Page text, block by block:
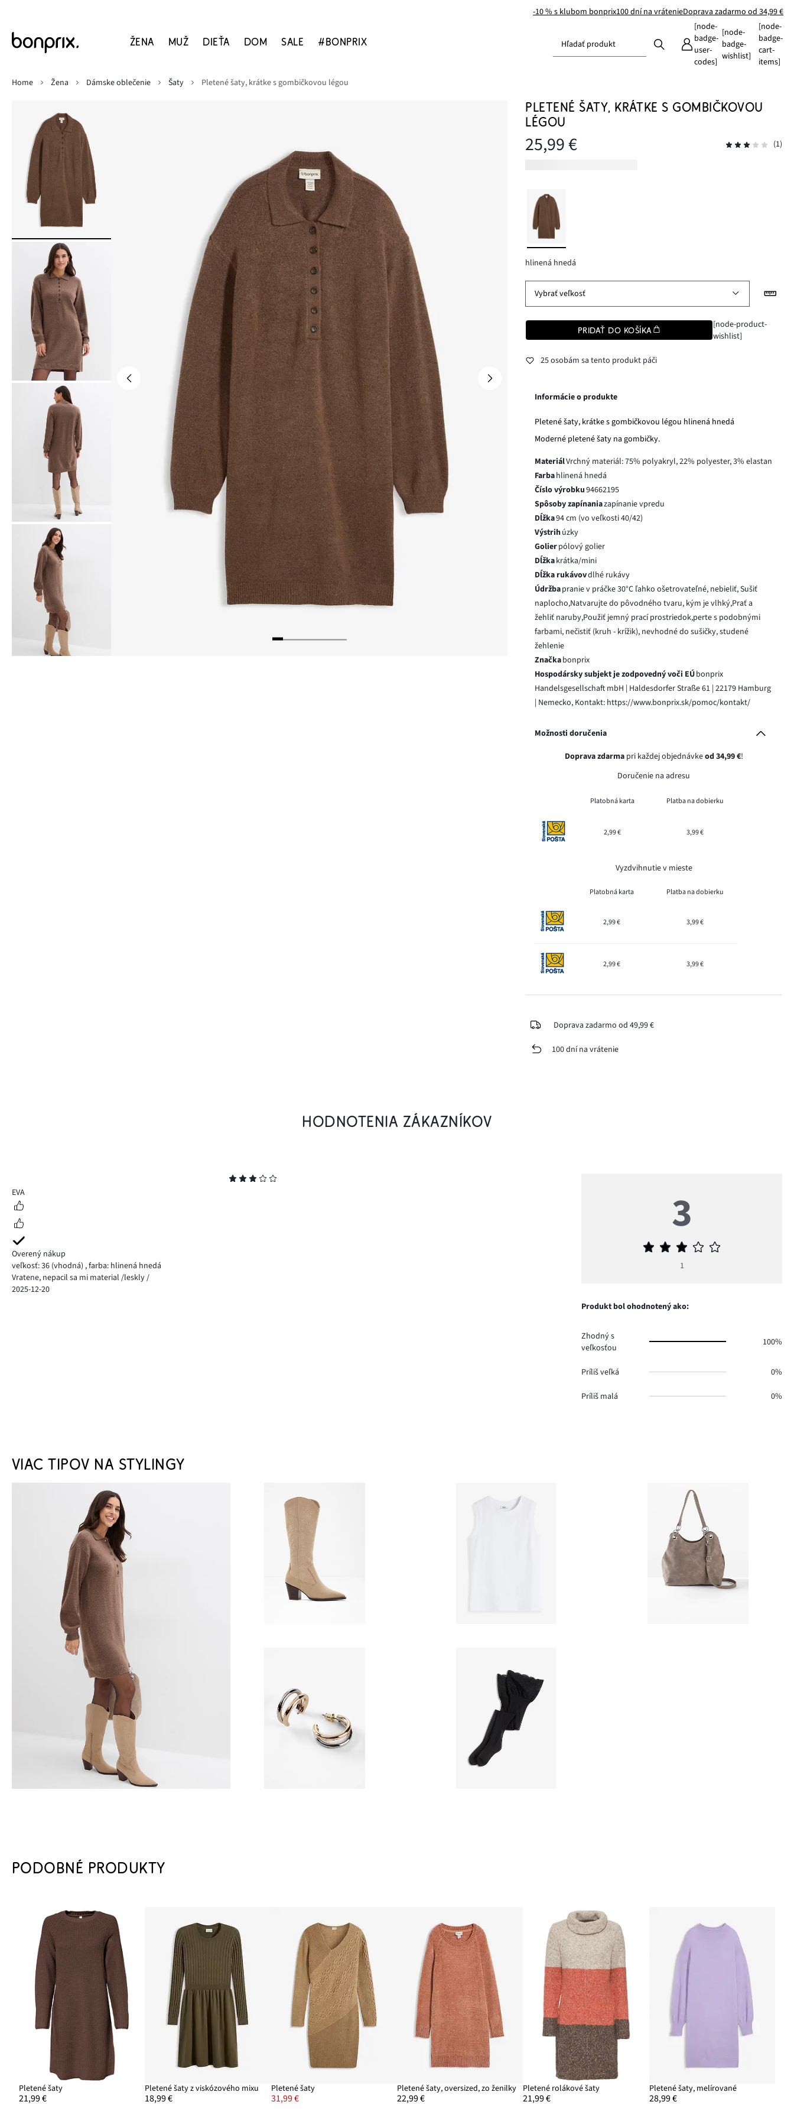
-10 % s klubom bonprix100 dní na vrátenieDoprava zadarmo od 34,99 €
ŽENA MUŽ DIEŤA DOM SALE #BONPRIX Hľadať produkt
[node-
badge-
user-
codes]
[node-
badge-
wishlist]
[node-
badge-
cart-
items]
Home
Žena Dámske oblečenie Šaty Pletené šaty, krátke s gombičkovou légou
PLETENÉ ŠATY, KRÁTKE S GOMBIČKOVOU
LÉGOU
25,99 € (1)
hlinená hnedá
Vybrať veľkosť
PRIDAŤ DO KOŠÍKA
[node-product-
wishlist]
25 osobám sa tento produkt páči
Informácie o produkte
Pletené šaty, krátke s gombičkovou légou hlinená hnedá
Moderné pletené šaty na gombičky.
MateriálVrchný materiál: 75% polyakryl, 22% polyester, 3% elastan
Farbahlinená hnedá
Číslo výrobku94662195
Spôsoby zapínaniazapínanie vpredu
Dĺžka94 cm (vo veľkosti 40/42)
Výstrihúzky
Golierpólový golier
Dĺžkakrátka/mini
Dĺžka rukávovdlhé rukávy
Údržbapranie v práčke 30°C ľahko ošetrovateľné, nebieliť, Sušiť
naplocho,Natvarujte do pôvodného tvaru, kým je vlhký,Prať a
žehliť naruby,Použiť jemný prací prostriedok,perte s podobnými
farbami, nečistiť (kruh - krížik), nevhodné do sušičky, studené
žehlenie
Značkabonprix
Hospodársky subjekt je zodpovedný voči EÚbonprix
Handelsgesellschaft mbH | Haldesdorfer Straße 61 | 22179 Hamburg
| Nemecko, Kontakt: https://www.bonprix.sk/pomoc/kontakt/
Možnosti doručenia
Doprava zdarmapri každej objednávkeod 34,99 €!
Doručenie na adresu
Platobná karta Platba na dobierku
2,99 € 3,99 €
Vyzdvihnutie v mieste
Platobná karta Platba na dobierku
2,99 € 3,99 €
2,99 € 3,99 €
Doprava zadarmo od 49,99 €
100 dní na vrátenie
HODNOTENIA ZÁKAZNÍKOV
3
EVA
Overený nákup
veľkosť: 36 (vhodná) ,farba: hlinená hnedá
Vratene, nepacil sa mi material /leskly /
2025-12-20
3
Priemerné
3
1
Produkt bol ohodnotený ako:
Zhodný s
veľkosťou
100%
Príliš veľká 0%
Príliš malá 0%
VIAC TIPOV NA STYLINGY
PODOBNÉ PRODUKTY
Pletené šaty
21,99 €
Pletené šaty z viskózového mixu
18,99 €
Pletené šaty
31,99 €
Pletené šaty, oversized, zo ženilky
22,99 €
Pletené rolákové šaty
21,99 €
Pletené šaty, melírované
28,99 €